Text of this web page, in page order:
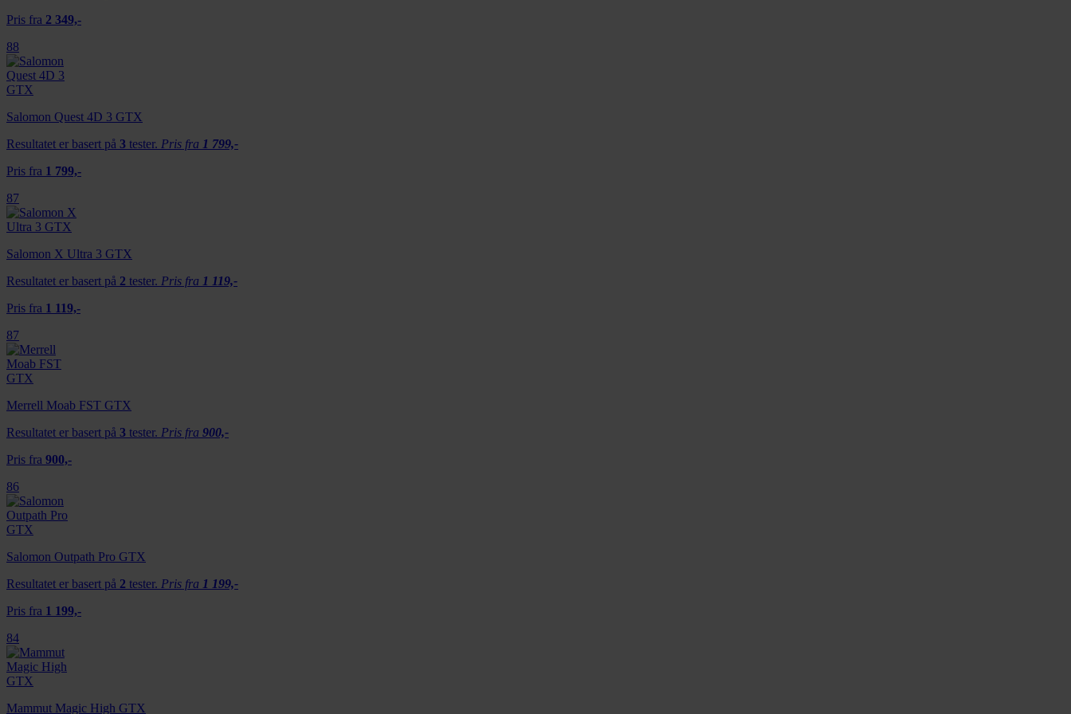
Pris fra 2 349,-
88
Salomon Quest 4D 3 GTX
Resultatet er basert på 3 tester. Pris fra 1 799,-
Pris fra 1 799,-
87
Salomon X Ultra 3 GTX
Resultatet er basert på 2 tester. Pris fra 1 119,-
Pris fra 1 119,-
87
Merrell Moab FST GTX
Resultatet er basert på 3 tester. Pris fra 900,-
Pris fra 900,-
86
Salomon Outpath Pro GTX
Resultatet er basert på 2 tester. Pris fra 1 199,-
Pris fra 1 199,-
84
Mammut Magic High GTX